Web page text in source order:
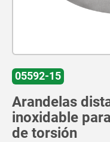
05592-15
Arandelas
inoxidable
de torsión